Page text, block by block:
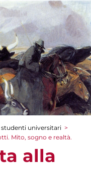
universitari >
Mito, sogno e realtà.
alla